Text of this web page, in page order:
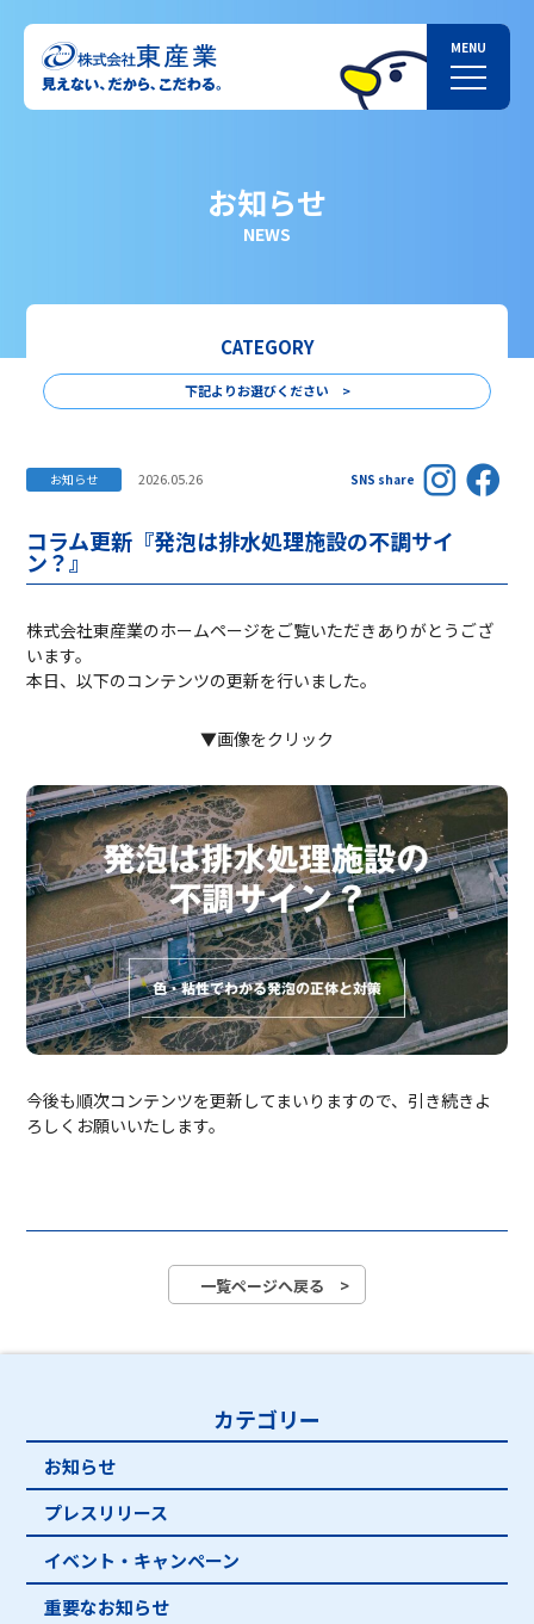
お知らせ
NEWS
CATEGORY
下記よりお選びください >
お知らせ 2026.05.26 SNS share
コラム更新『発泡は排水処理施設の不調サイ
ン？』
株式会社東産業のホームページをご覧いただきありがとうござ
います。
本日、以下のコンテンツの更新を行いました。
▼画像をクリック
今後も順次コンテンツを更新してまいりますので、引き続きよ
ろしくお願いいたします。
一覧ページへ戻る >
カテゴリー
お知らせ
プレスリリース
イベント・キャンペーン
重要なお知らせ